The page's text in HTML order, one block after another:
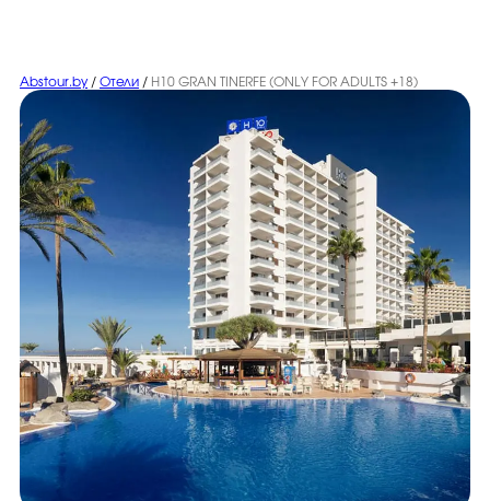
Abstour.by / Отели / H10 GRAN TINERFE (ONLY FOR ADULTS +18)